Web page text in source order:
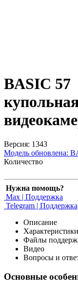
BASIC 57
Версия: 1343
Модель обновлена:
Количество
Нужна помощь?
Max | Поддержка
Telegram | Поддержка
Описание
Характеристики
Файлы
Видео
Вопросы и
Основные